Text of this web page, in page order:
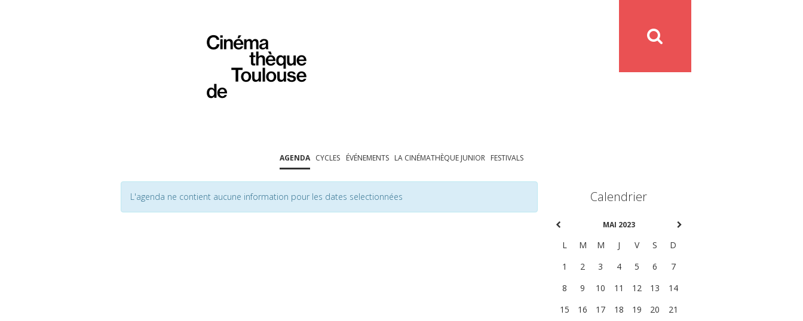
AGENDA CYCLES ÉVÉNEMENTS LA CINÉMATHÈQUE JUNIOR FESTIVALS
L'agenda ne contient aucune information pour les dates selectionnées Calendrier
MAI 2023
L M M J V S
D
1
2 3 4 5 6
7
8
9 10 11 12 13
14
15
16 17 18 19 20
21